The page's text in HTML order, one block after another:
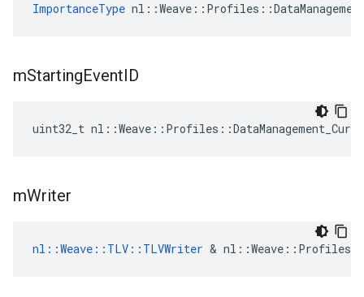
ImportanceType
mStartingEventID
uint32_t
mWriter
nl::Weave::TLV::TLVWriter &